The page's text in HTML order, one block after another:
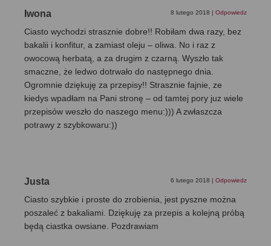
Iwona 8 lutego 2018 | Odpowiedz
Ciasto wychodzi strasznie dobre!! Robiłam dwa razy, bez
bakalii i konfitur, a zamiast oleju – oliwa. No i raz z
owocową herbatą, a za drugim z czarną. Wyszło tak
smaczne, że ledwo dotrwało do następnego dnia.
Ogromnie dziękuję za przepisy!! Strasznie fajnie, ze
kiedys wpadłam na Pani stronę – od tamtej pory juz wiele
przepisów weszło do naszego menu:))) A zwłaszcza
potrawy z szybkowaru:))
Justa 6 lutego 2018 | Odpowiedz
Ciasto szybkie i proste do zrobienia, jest pyszne można
poszaleć z bakaliami. Dziękuję za przepis a kolejną próbą
będą ciastka owsiane. Pozdrawiam